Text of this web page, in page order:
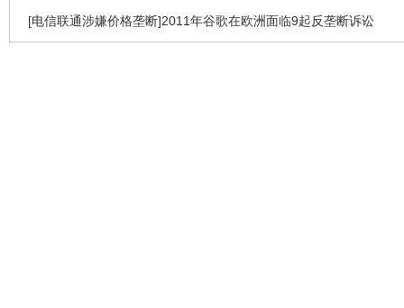
[电信联通涉嫌价格垄断]2011年谷歌在欧洲面临9起反垄断诉讼